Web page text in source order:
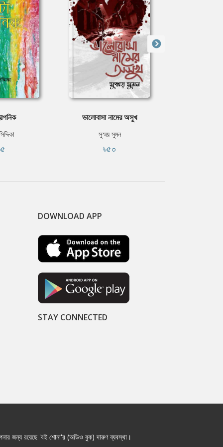
ভালোবাসা নামের অসুখ
সুস্ময় সুমন
৳৫০
DOWNLOAD APP
STAY CONNECTED
জন্য রয়েছে 'বই শোনা'র (অডিও বুক) দারুণ ব্যবস্থা।